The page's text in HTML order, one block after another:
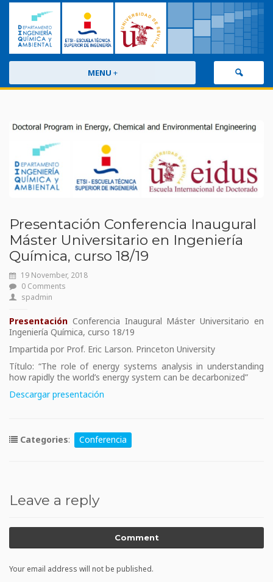
MENU +
Presentación Conferencia Inaugural
Máster Universitario en Ingeniería
Química, curso 18/19
19 November, 2018
0 Comments
spadmin
Presentación Conferencia Inaugural Máster Universitario en
Ingeniería Química, curso 18/19
Impartida por Prof. Eric Larson. Princeton University
Título: “The role of energy systems analysis in understanding
how rapidly the world’s energy system can be decarbonized”
Descargar presentación
Categories: Conferencia
Leave a reply
Comment
Your email address will not be published.